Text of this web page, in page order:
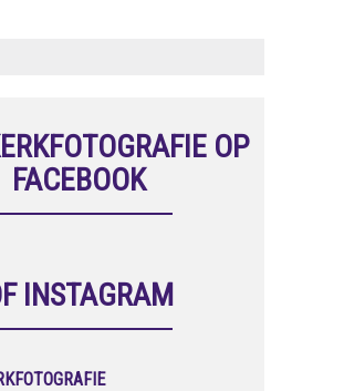
OP
FACEBOOK
INSTAGRAM